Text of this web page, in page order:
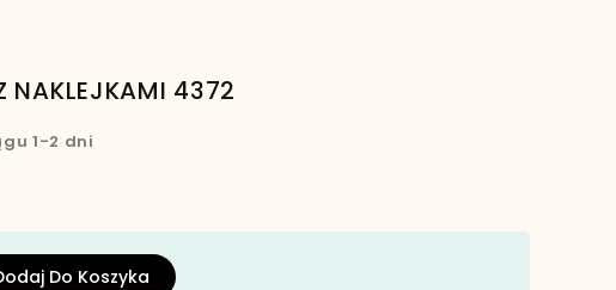
NAKLEJKAMI 4372
1-2 dni
Do Koszyka